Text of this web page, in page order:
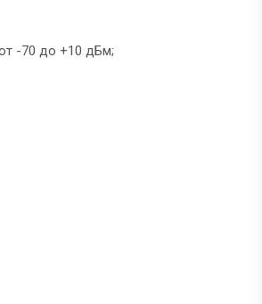
-70 до +10 дБм;